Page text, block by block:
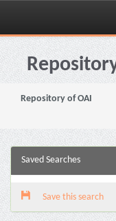
Skip
navigation
Repository of OAI
Saved Searches
Save this search